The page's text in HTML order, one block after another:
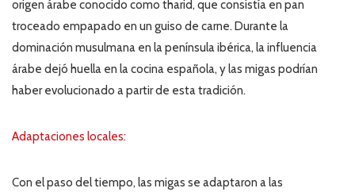
origen árabe conocido como tharid, que consistía en pan
troceado empapado en un guiso de carne. Durante la
dominación musulmana en la península ibérica, la influencia
árabe dejó huella en la cocina española, y las migas podrían
haber evolucionado a partir de esta tradición.
Adaptaciones locales:
Con el paso del tiempo, las migas se adaptaron a las